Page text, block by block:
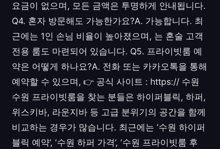
요금이 없으며, 모든 금액은 투명하게 안내됩니다.
Q4. 혼자 방문해도 가능한가요?A. 가능합니다. 최
근에는 1인 손님 비율이 높아졌으며, 는 혼술 고객
전용 룸도 마련되어 있습니다. Q5. 프라이빗룸 예
약은 어떻게 하나요?A. 전화 또는 카카오톡을 통해
예약할 수 있으며, 👉 공식 사이트 : https:// 수원
수원 프라이빗룸을 찾는 분들은 하이퍼블릭, 하퍼,
위스키바, 라운지바 등 고급 분위기의 공간을 함께
비교하는 경우가 많습니다. 최근에는 ‘수원 하이퍼
블릭 예약’, ‘수원 하퍼 가격’, ‘수원 프라이빗룸 후